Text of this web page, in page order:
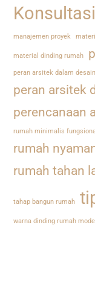
manajemen proyek
material dinding rumah
peran arsitek dalam
peran arsitek
perencanaan
rumah minimalis
rumah
rumah tahan
tahap bangun rumah
warna dinding rumah